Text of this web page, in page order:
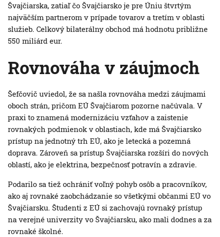
Švajčiarska, zatiaľ čo Švajčiarsko je pre Úniu štvrtým
najväčším partnerom v prípade tovarov a tretím v oblasti
služieb. Celkový bilaterálny obchod má hodnotu približne
550 miliárd eur.
Rovnováha v záujmoch
Šefčovič uviedol, že sa našla rovnováha medzi záujmami
oboch strán, pričom EÚ Švajčiarom pozorne načúvala. V
praxi to znamená modernizáciu vzťahov a zaistenie
rovnakých podmienok v oblastiach, kde má Švajčiarsko
prístup na jednotný trh EÚ, ako je letecká a pozemná
doprava. Zároveň sa prístup Švajčiarska rozšíri do nových
oblastí, ako je elektrina, bezpečnosť potravín a zdravie.
Podarilo sa tiež ochrániť voľný pohyb osôb a pracovníkov,
ako aj rovnaké zaobchádzanie so všetkými občanmi EÚ vo
Švajčiarsku. Študenti z EÚ si zachovajú rovnaký prístup
na verejné univerzity vo Švajčiarsku, ako mali dodnes a za
rovnaké školné.